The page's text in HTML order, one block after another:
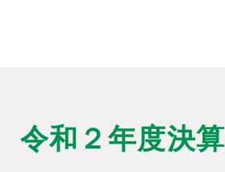
令和２年度決算